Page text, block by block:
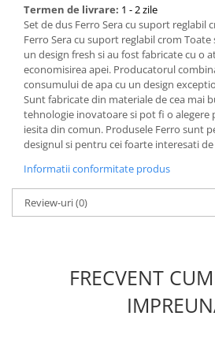
Bucatarie
Mobila bucatarie
Dulapuri si rafturi depozitare
Mese bucatarie si living
Mobilier bucatarie
Scaune bucatarie & living
Oale si cratite
Oale sub presiune
Termen de livrare: 1 - 2 zile
Set de dus Ferro Sera cu suport reglabil
Ferro Sera cu suport reglabil crom
un design fresh si au fost fabricate cu o
economisirea apei. Producatorul
consumului de apa cu un design
Sunt fabricate din materiale de cea mai
tehnologie inovatoare si pot fi o alegere
iesita din comun. Produsele Ferro sunt
designul si pentru cei foarte interesati
Informatii conformitate produs
Review-uri(0)
FRECVENT